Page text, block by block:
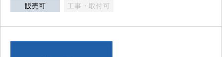
販売可 工事・取付可